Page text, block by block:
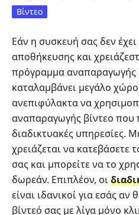
Βίντεο
Εάν η συσκευή σας δεν
αποθήκευσης και
πρόγραμμα αναπαραγωγής
καταλαμβάνει μεγάλο
ανεπιφύλακτα να
αναπαραγωγής βίντεο
διαδικτυακές υπηρεσίες.
χρειάζεται να κατεβάσετε
σας και μπορείτε να το
δωρεάν. Επιπλέον, οι
είναι ιδανικοί για εσάς
βίντεό σας με λίγα μόνο